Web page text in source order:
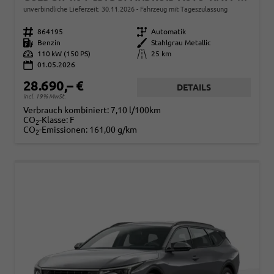
unverbindliche Lieferzeit: 30.11.2026 Fahrzeug mit Tageszulassung
Fahrzeugnr. 864195 Getriebe Automatik
Kraftstoff
Benzin Außenfarbe
Stahlgrau Metallic
Leistung
110 kW (150 PS) Kilometerstand
25 km
01.05.2026
28.690,– €
incl. 19% MwSt.
DETAILS
Verbrauch kombiniert: 7,10 l/100km
CO2-Klasse: F
CO2-Emissionen: 161,00 g/km